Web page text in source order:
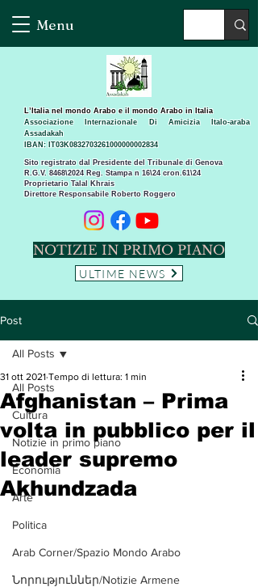
Menu
Sito registrato dal Presidente del Tribunale di Genova
R.G.V. 8468\2024 Reg. Stampa n 16\24 cron.61\24 ​
Proprietario Talal Khrais
Direttore Responsabile Roberto Roggero
L’Italia nel mondo Arabo e il mondo Arabo in Italia
Associazione Internazionale Di Amicizia Italo-araba
Assadakah
IBAN: IT03K0832703261000000002834
NOTIZIE IN PRIMO PIANO
ULTIME NEWS
Post
All Posts
Cultura
Notizie in primo piano
Economia
Arte
Politica
Arab Corner/Spazio Mondo Arabo
Նորություններ/Notizie Armene
All Posts
Afghanistan – Prima
volta in pubblico per il
leader supremo
Akhundzada
31 ott 2021 Tempo di lettura: 1 min